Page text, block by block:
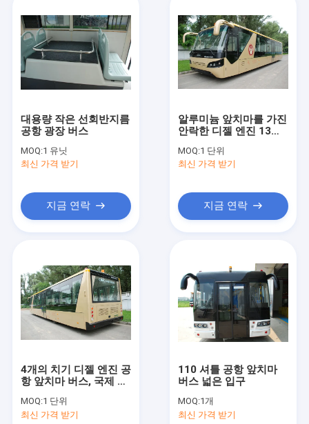
대용량 작은 선회반지름
공항 광장 버스
MOQ:1 유닛
최신 가격 받기
지금 연락
알루미늄 앞치마를 가진
안락한 디젤 엔진 13
스
MOQ:1 단위
최신 가격 받기
지금 연락
4개의 치기 디젤 엔진 공
항 앞치마 버스, 국제 공
MOQ:1 단위
최신 가격 받기
110 셔틀 공항 앞치마
버스 넓은 입구
MOQ:1개
최신 가격 받기